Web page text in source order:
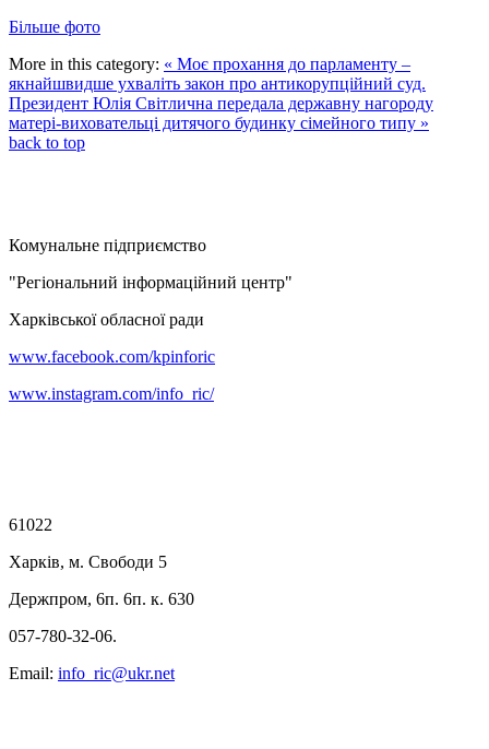
Більше фото
More in this category: « Моє прохання до парламенту –
якнайшвидше ухваліть закон про антикорупційний суд.
Президент Юлія Світлична передала державну нагороду
матері-виховательці дитячого будинку сімейного типу »
back to top
Комунальне підприємство
"Регіональний інформаційний центр"
Харківської обласної ради
www.facebook.com/kpinforic
www.instagram.com/info_ric/
61022
Харків, м. Свободи 5
Держпром, 6п. 6п. к. 630
057-780-32-06.
Email: info_ric@ukr.net